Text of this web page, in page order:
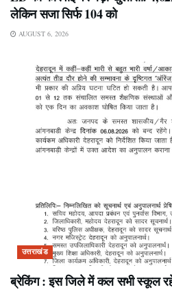
लेकिन सजा सिर्फ 104 को
AUGUST 6, 2026
उत्तराखंड
ब्रेकिंग : इस जिले में कल सभी स्कूल